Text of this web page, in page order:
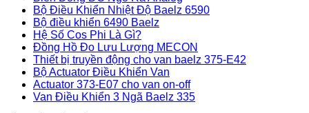
Bộ Điều Khiển Nhiệt Độ Baelz 6590
Bộ điều khiển 6490 Baelz
Hệ Số Cos Phi Là Gì?
Đồng Hồ Đo Lưu Lượng MECON
Thiết bị truyền động cho van baelz 375-E42
Bộ Actuator Điều Khiển Van
Actuator 373-E07 cho van on-off
Van Điều Khiển 3 Ngã Baelz 335